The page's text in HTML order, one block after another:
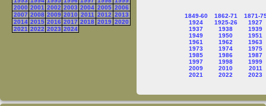
2000 2001 2002 2003 2004 2005 2006
2007 2008 2009 2010 2011 2012 2013
2014 2015 2016 2017 2018 2019 2020
2021 2022 2023 2024
1849-60 1862-71
1871-
1924
1925-26
1927
1937
1938
1939
1949
1950
1951
1961
1962
1963
1973
1974
1975
1985
1986
1987
1997
1998
1999
2009
2010
2011
2021
2022 2023